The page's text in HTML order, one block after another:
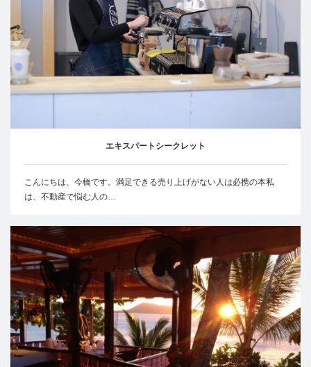
エキスパートシークレット
こんにちは、今橋です。満足できる売り上げがない人は必携の本私
は、不動産で悩む人の…